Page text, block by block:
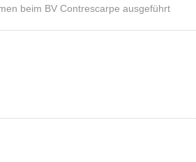
beim BV Contrescarpe ausgeführt